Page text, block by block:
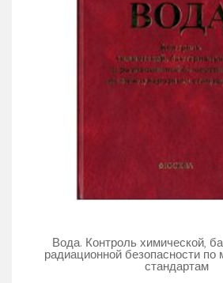
Вода. Контроль химической,
радиационной безопасности
стандартам